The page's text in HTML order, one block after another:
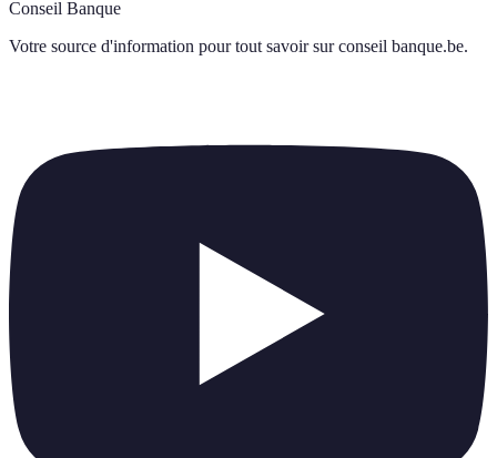
Conseil Banque
Votre source d'information pour tout savoir sur conseil banque.be.